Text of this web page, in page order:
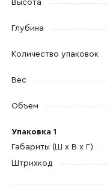
Высота
Глубина
Количество упаковок
Вес
Объем
Упаковка 1
Габариты (Ш x В x Г)
Штрихкод